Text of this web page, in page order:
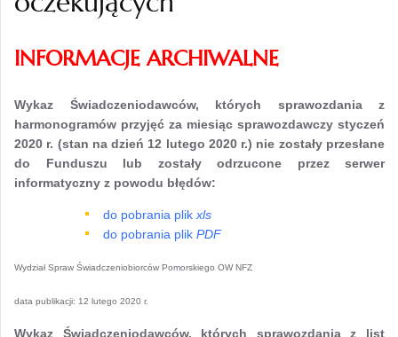
INFORMACJE ARCHIWALNE
Wykaz Świadczeniodawców, których sprawozdania z
harmonogramów przyjęć za miesiąc sprawozdawczy styczeń
2020 r. (stan na dzień 12 lutego 2020 r.) nie zostały przesłane
do Funduszu lub zostały odrzucone przez serwer
informatyczny z powodu błędów:
do pobrania plik xls
do pobrania plik PDF
Wydział Spraw Świadczeniobiorców Pomorskiego OW NFZ
data publikacji: 12 lutego 2020 r.
Wykaz Świadczeniodawców, których sprawozdania z list